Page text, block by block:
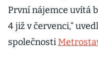
První nájemce uvítá
4 již v červenci,“
společnosti